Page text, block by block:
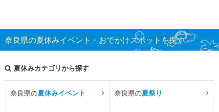
奈良県の夏休みイベント・おでかけスポットを探す
夏休みカテゴリから探す
奈良県の夏休みイベント 奈良県の夏祭り